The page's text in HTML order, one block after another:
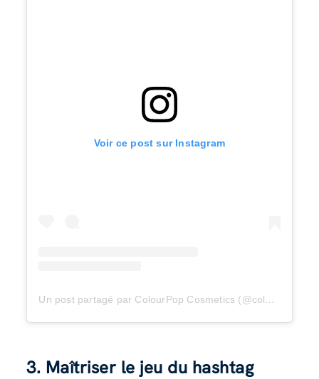
Voir ce post sur Instagram
Un post partagé par ColourPop Cosmetics (@colourpopcosmetics)
3. Maîtriser le jeu du hashtag